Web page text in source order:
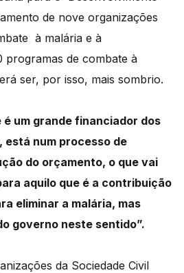
de nove organizações
à malária e à
programas de combate à
ser, por isso, mais sombrio.
é um grande financiador dos
está num processo de
do orçamento, o que vai
aquilo que é a contribuição
eliminar a malária, mas
governo neste sentido”.
da Sociedade Civil